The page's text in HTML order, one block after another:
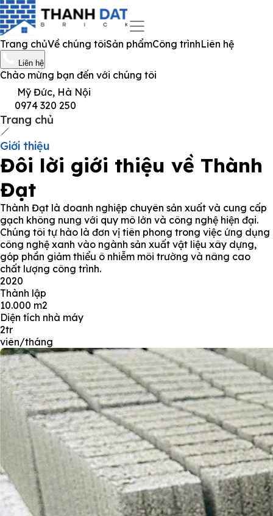
Trang chủVề chúng tôiSản phẩmCông trìnhLiên hệ
Liên hệ
Chào mừng bạn đến với chúng tôi
Mỹ Đức, Hà Nội
0974 320 250
Trang chủ
Giới thiệu
Đôi lời giới thiệu về Thành
Đạt
Thành Đạt là doanh nghiệp chuyên sản xuất và cung cấp
gạch không nung với quy mô lớn và công nghệ hiện đại.
Chúng tôi tự hào là đơn vị tiên phong trong việc ứng dụng
công nghệ xanh vào ngành sản xuất vật liệu xây dựng,
góp phần giảm thiểu ô nhiễm môi trường và nâng cao
chất lượng công trình.
2020
Thành lập
10.000 m2
Diện tích nhà máy
2tr
viên/tháng